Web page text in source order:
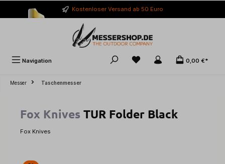
springen Kostenloser Versand ab 50 Euro
Navigation 0,00 €*
Messer Taschenmesser
Fox Knives TUR Folder Black
Fox Knives
Bildergalerie überspringen